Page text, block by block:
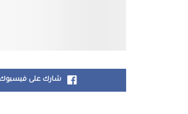
شارك على فيسبوك